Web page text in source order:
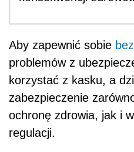
Aby zapewnić sobie
problemów z
korzystać z kasku, a
zabezpieczenie
ochronę zdrowia, jak i
regulacji.